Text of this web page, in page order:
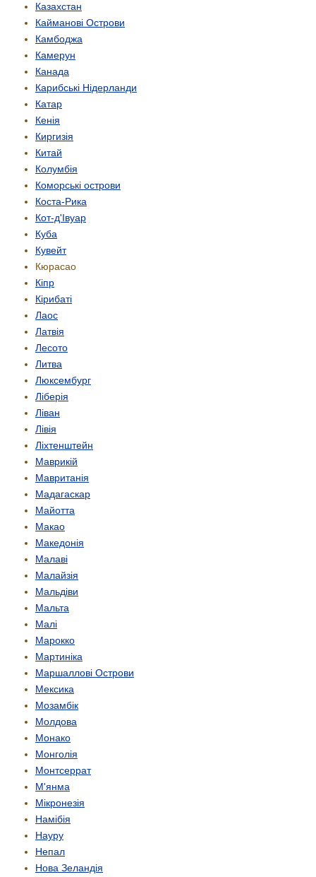
Казахстан
Кайманові Острови
Камбоджа
Камерун
Канада
Карибські Нідерланди
Катар
Кенія
Киргизія
Китай
Колумбія
Коморські острови
Коста-Рика
Кот-д'Івуар
Куба
Кувейт
Кюрасао
Кіпр
Кірибаті
Лаос
Латвія
Лесото
Литва
Люксембург
Ліберія
Ліван
Лівія
Ліхтенштейн
Маврикій
Мавританія
Мадагаскар
Майотта
Макао
Македонія
Малаві
Малайзія
Мальдіви
Мальта
Малі
Марокко
Мартиніка
Маршаллові Острови
Мексика
Мозамбік
Молдова
Монако
Монголія
Монтсеррат
М'янма
Мікронезія
Намібія
Науру
Непал
Нова Зеландія